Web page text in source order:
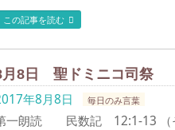
この記事を読む
月8日 聖ドミニコ司祭
年8月8日 毎日のみ言葉
一朗読 民数記 12:1-13 （そ